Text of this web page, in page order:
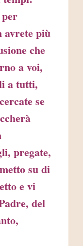
avrete più
che
a voi,
a tutti,
se
pregate,
su di
e vi
del